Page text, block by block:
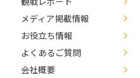
メディア掲載情報
お役立ち情報
よくあるご質問
会社概要